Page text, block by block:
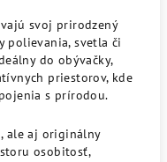
svoj prirodzený
polievania, svetla či
do obývačky,
priestorov, kde
s prírodou.
ale aj originálny
osobitosť,